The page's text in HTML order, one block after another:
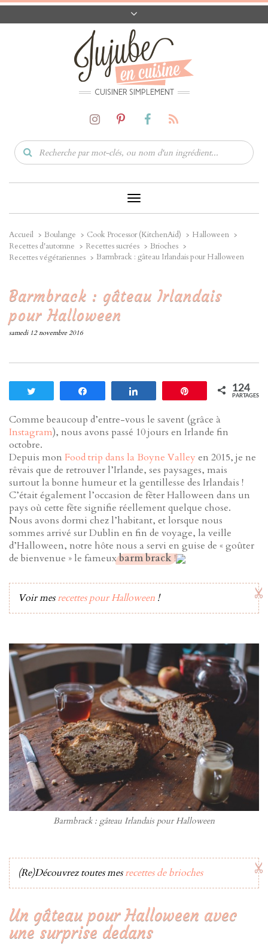
CONTACT
CODES PROMO
MATÉRIEL
CUISINER SIMPLEMENT
Toggle
Navigation
Accueil Boulange Cook Processor (KitchenAid)
Halloween
Recettes d'automne
Recettes sucrées
Brioches
Recettes végétariennes
Barmbrack : gâteau Irlandais pour Halloween
Barmbrack : gâteau Irlandais
pour Halloween
samedi 12 novembre 2016
Enregistrer124
PARTAGES
Comme beaucoup d’entre-vous le savent (grâce à
Instagram), nous avons passé 10 jours en Irlande fin
octobre.
Depuis mon Food trip dans la Boyne Valley en 2015, je ne
rêvais que de retrouver l’Irlande, ses paysages, mais
surtout la bonne humeur et la gentillesse des Irlandais !
C’était également l’occasion de fêter Halloween dans un
pays où cette fête signifie réellement quelque chose.
Nous avons dormi chez l’habitant, et lorsque nous
sommes arrivé sur Dublin en fin de voyage, la veille
d’Halloween, notre hôte nous a servi en guise de « goûter
de bienvenue » le fameuxbarm brack !
Voir mesrecettes pour Halloween !
Barmbrack : gâteau Irlandais pour Halloween
(Re)Découvrez toutes mesrecettes de brioches
Un gâteau pour Halloween avec
une surprise dedans